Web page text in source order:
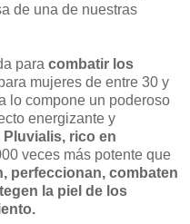
de una de nuestras
para combatir los
mujeres de entre 30 y
lo compone un poderoso
energizante y
rico en
veces más potente que
perfeccionan, combaten
la piel de los